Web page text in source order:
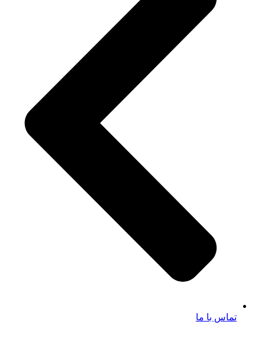
تماس با ما